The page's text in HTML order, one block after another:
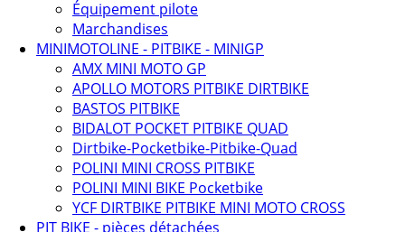
Équipement pilote
Marchandises
MINIMOTOLINE - PITBIKE - MINIGP
AMX MINI MOTO GP
APOLLO MOTORS PITBIKE DIRTBIKE
BASTOS PITBIKE
BIDALOT POCKET PITBIKE QUAD
Dirtbike-Pocketbike-Pitbike-Quad
POLINI MINI CROSS PITBIKE
POLINI MINI BIKE Pocketbike
YCF DIRTBIKE PITBIKE MINI MOTO CROSS
PIT BIKE - pièces détachées